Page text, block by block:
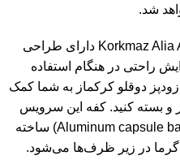
شد.
دستگیره‌های زودپز دوقلوی Korkmaz Alia A 171 دارای طراحی
راحتی در هنگام استفاده
زودپز دوقلو کرکماز به شما کمک
و بسته کنید. کفه این سرویس
به صورت کپسول آلومینیومی (Aluminum capsule base) ساخته
در زیر ظرف‌ها می‌شود.